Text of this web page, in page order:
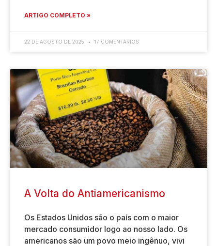
ARTIGO COMPLETO »
22 DE AGOSTO DE 2025 17 COMENTÁRIOS
A Volta do Antiamericanismo
Os Estados Unidos são o país com o maior
mercado consumidor logo ao nosso lado. Os
americanos são um povo meio ingênuo, vivi